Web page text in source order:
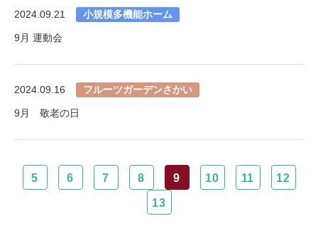
2024.09.21 小規模多機能ホーム
9月 運動会
2024.09.16 フルーツガーデンさかい
9月 敬老の日
5 6 7 8 9 10 11 12
13